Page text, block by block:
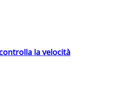
la velocità